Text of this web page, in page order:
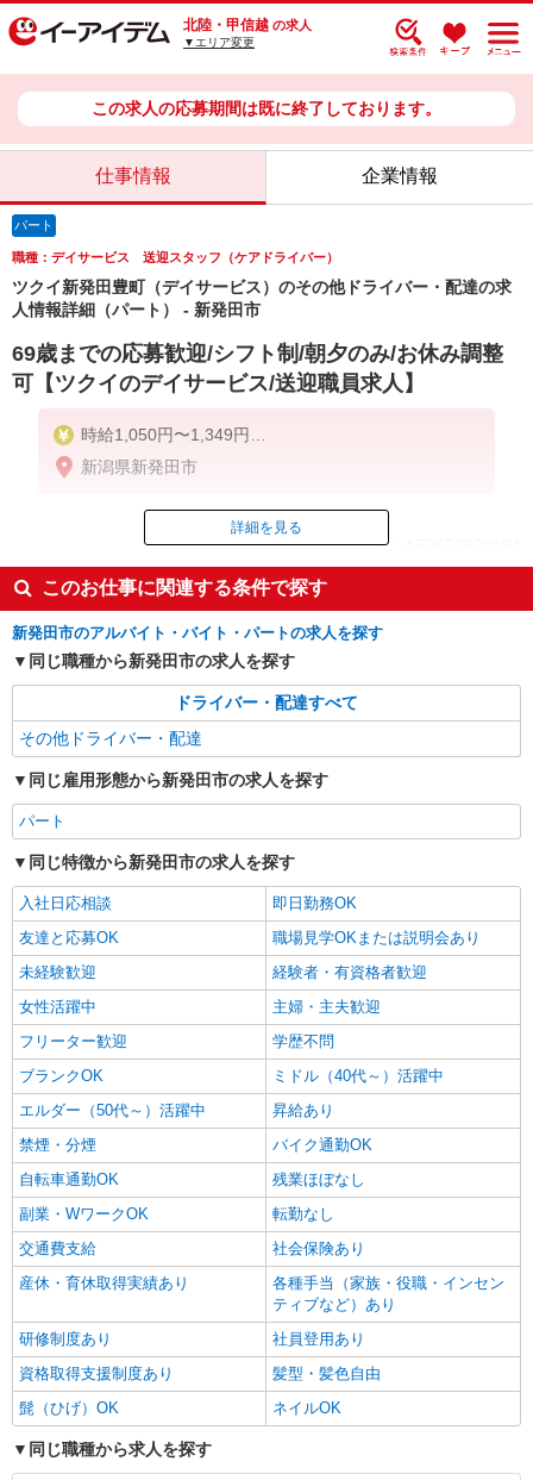
北陸・甲信越 の求人
▼エリア変更
この求人の応募期間は既に終了しております。
仕事情報 企業情報
パート
職種：デイサービス 送迎スタッフ（ケアドライバー）
ツクイ新発田豊町（デイサービス）のその他ドライバー・配達の求
人情報詳細（パート） - 新発田市
69歳までの応募歓迎/シフト制/朝夕のみ/お休み調整
可【ツクイのデイサービス/送迎職員求人】
時給1,050円〜1,349円
★土日祝日は時給100円アップ！
新潟県新発田市
ID：AE0602828184
掲載期間終了
詳細を見る
このお仕事に関連する条件で探す
新発田市のアルバイト・バイト・パートの求人を探す
同じ職種から新発田市の求人を探す
ドライバー・配達すべて
その他ドライバー・配達
同じ雇用形態から新発田市の求人を探す
パート
同じ特徴から新発田市の求人を探す
入社日応相談
即日勤務OK
友達と応募OK
職場見学OKまたは説明会あり
未経験歓迎
経験者・有資格者歓迎
女性活躍中
主婦・主夫歓迎
フリーター歓迎
学歴不問
ブランクOK
ミドル（40代～）活躍中
エルダー（50代～）活躍中
昇給あり
禁煙・分煙
バイク通勤OK
自転車通勤OK
残業ほぼなし
副業・WワークOK
転勤なし
交通費支給
社会保険あり
産休・育休取得実績あり
各種手当（家族・役職・インセン
ティブなど）あり
研修制度あり
社員登用あり
資格取得支援制度あり
髪型・髪色自由
髭（ひげ）OK
ネイルOK
同じ職種から求人を探す